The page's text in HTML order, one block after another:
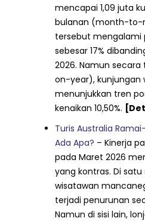
mencapai 1,09 juta
bulanan (month-to-
tersebut mengalami
sebesar 17%
2026. Namun
on-year), kunjungan
menunjukkan tren
kenaikan 10,50%.
Turis Australia
Ada Apa? – Kinerja
pada Maret 2026
yang kontras. Di satu
wisatawan
terjadi penurunan
Namun di sisi lain,